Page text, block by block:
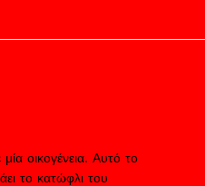
μία οικογένεια. Αυτό το
το κατώφλι του